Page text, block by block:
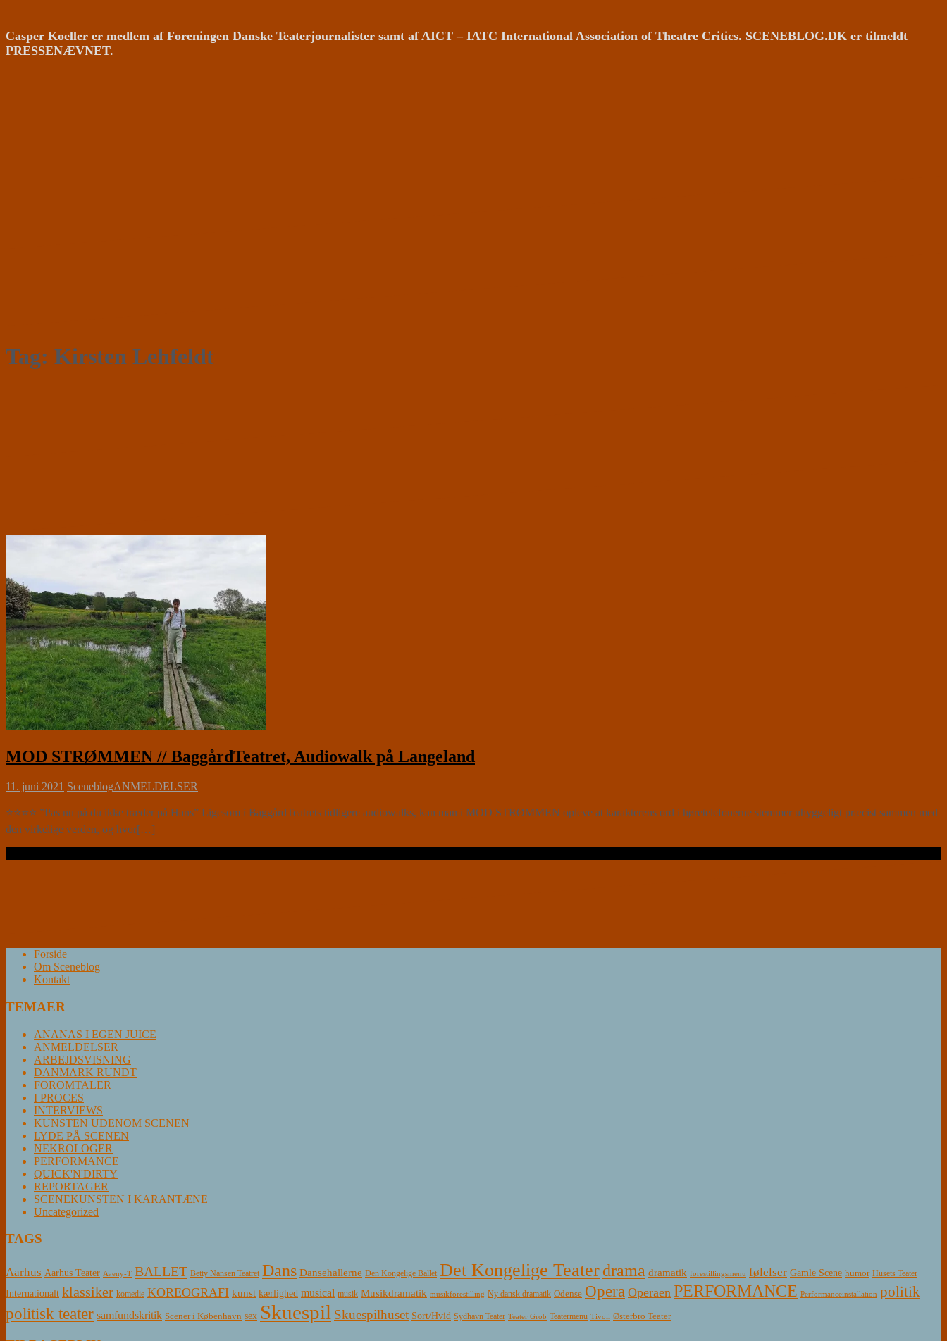
Casper Koeller er medlem af Foreningen Danske Teaterjournalister samt af AICT – IATC International Association of Theatre Critics. SCENEBLOG.DK er tilmeldt
PRESSENÆVNET.
Tag: Kirsten Lehfeldt
MOD STRØMMEN // BaggårdTeatret, Audiowalk på Langeland
11. juni 2021 SceneblogANMELDELSER
⭐⭐⭐⭐ ”Pas nu på du ikke træder på Hans” Ligesom i BaggårdTeatrets tidligere audiowalks, kan man i MOD STRØMMEN opleve at karakterens ord i høretelefonerne stemmer uhyggeligt præcist sammen med
den virkelige verden, og hvor[…]
Forside
Om Sceneblog
Kontakt
TEMAER
ANANAS I EGEN JUICE
ANMELDELSER
ARBEJDSVISNING
DANMARK RUNDT
FOROMTALER
I PROCES
INTERVIEWS
KUNSTEN UDENOM SCENEN
LYDE PÅ SCENEN
NEKROLOGER
PERFORMANCE
QUICK'N'DIRTY
REPORTAGER
SCENEKUNSTEN I KARANTÆNE
Uncategorized
TAGS
Aarhus Aarhus Teater Aveny-T BALLET Betty Nansen Teatret Dans Dansehallerne Den Kongelige Ballet Det Kongelige Teaterdrama dramatik forestillingsmenu følelser Gamle Scene humor Husets Teater
Internationalt klassiker komedie KOREOGRAFI kunst kærlighed musical musik Musikdramatik musikforestilling Ny dansk dramatik Odense Opera Operaen PERFORMANCE Performanceinstallation politik
politisk teater samfundskritik Scener i København sex Skuespil Skuespilhuset Sort/Hvid Sydhavn Teater Teater Grob Teatermenu Tivoli Østerbro Teater